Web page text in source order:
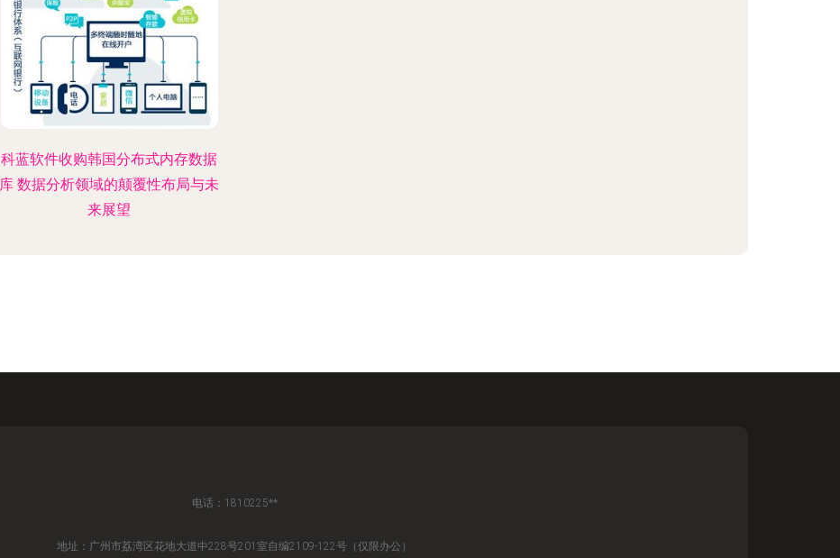
科蓝软件收购韩国分布式内存数据
库 数据分析领域的颠覆性布局与未
来展望
电话：1810225**
地址：广州市荔湾区花地大道中228号201室自编2109-122号（仅限办公）